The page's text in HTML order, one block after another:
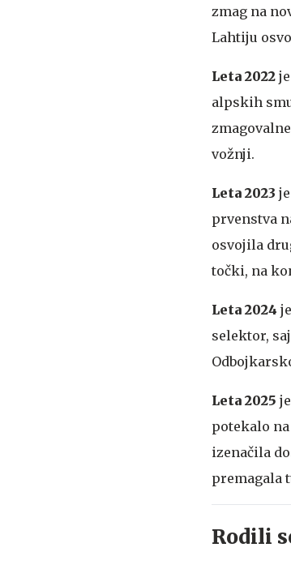
zmag na
Lahtiju
Leta 2022
alpskih
vožnji.
Leta 2023 je
prvenstva
osvojila
točki, na
Leta 2024
selektor,
Leta 2025 je
potekalo
izenačila
premagala
Rodili